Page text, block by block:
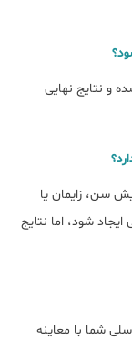
شده و نتایج نهایی
سن، زایمان یا
شود، اما نتایج
شما با معاینه